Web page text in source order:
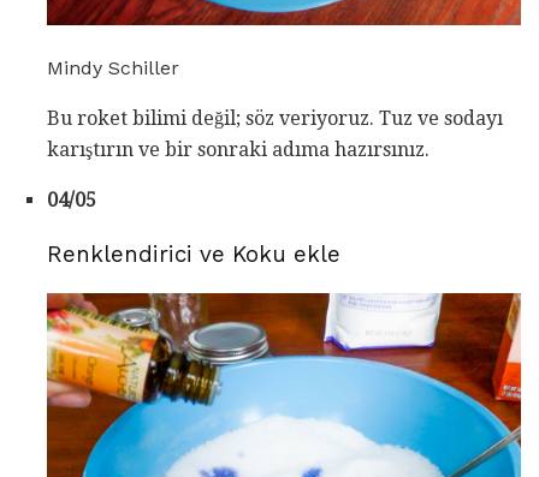
Mindy Schiller
Bu roket bilimi değil; söz veriyoruz. Tuz ve sodayı
karıştırın ve bir sonraki adıma hazırsınız.
04/05
Renklendirici ve Koku ekle